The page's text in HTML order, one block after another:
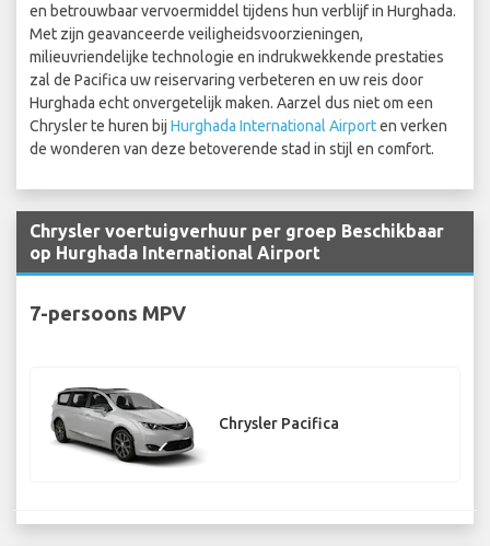
en betrouwbaar vervoermiddel tijdens hun verblijf in Hurghada.
Met zijn geavanceerde veiligheidsvoorzieningen,
milieuvriendelijke technologie en indrukwekkende prestaties
zal de Pacifica uw reiservaring verbeteren en uw reis door
Hurghada echt onvergetelijk maken. Aarzel dus niet om een
Chrysler te huren bij Hurghada International Airporten verken
de wonderen van deze betoverende stad in stijl en comfort.
Chrysler voertuigverhuur per groep Beschikbaar
op Hurghada International Airport
7-persoons MPV
Chrysler Pacifica